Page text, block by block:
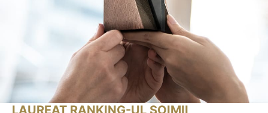
LAUREAT RANKING-UL ȘOIMII